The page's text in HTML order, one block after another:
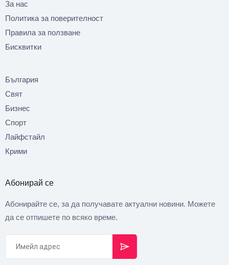
За нас
Политика за поверителност
Правила за ползване
Бисквитки
България
Свят
Бизнес
Спорт
Лайфстайл
Крими
Абонирай се
Абонирайте се, за да получавате актуални новини. Можете
да се отпишете по всяко време.